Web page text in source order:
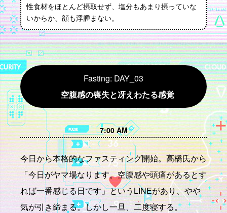
性食材をほとんど摂取せず、塩分もあまり摂っていな
いからか、顔も浮腫まない。
Fasting: DAY_03
空腹感の喪失と冴えわたる感覚
7:00 AM
今日から本格的なファスティング開始。高橋氏から
「今日がヤマ場なります。空腹感や頭痛があるとす
れば一番感じる日です」というLINEがあり、やや
気が引き締まる。しかし一旦、二度寝する。